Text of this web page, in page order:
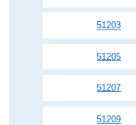
51203
51205
51207
51209